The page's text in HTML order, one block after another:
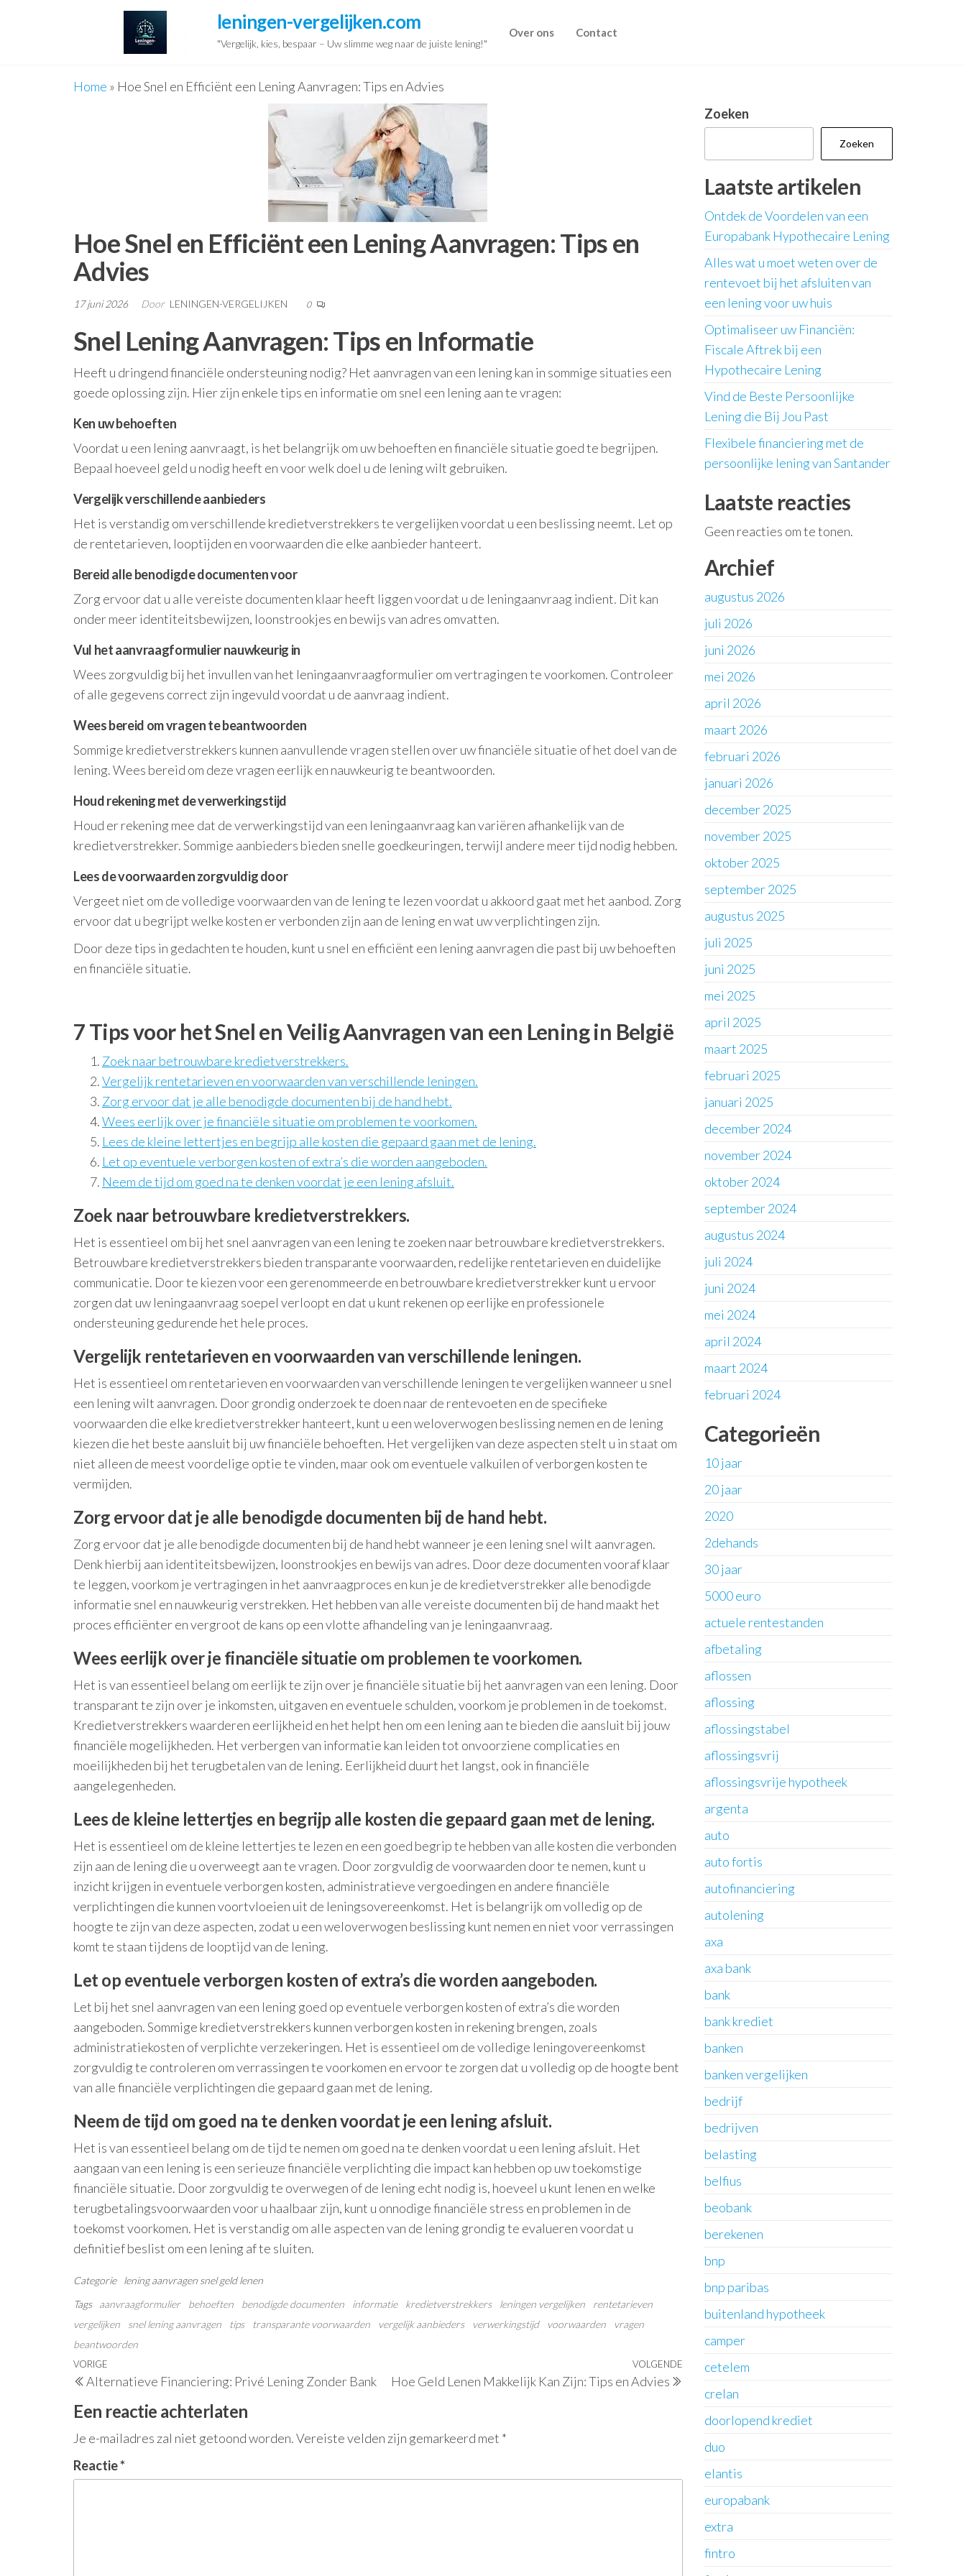
leningen-vergelijken.com
"Vergelijk, kies, bespaar – Uw slimme weg naar de juiste lening!"
Over ons Contact
Home » Hoe Snel en Efficiënt een Lening Aanvragen: Tips en Advies
Hoe Snel en Efficiënt een Lening Aanvragen: Tips en
Advies
17 juni 2026 Door LENINGEN-VERGELIJKEN 0
Snel Lening Aanvragen: Tips en Informatie
Heeft u dringend financiële ondersteuning nodig? Het aanvragen van een lening kan in sommige situaties een
goede oplossing zijn. Hier zijn enkele tips en informatie om snel een lening aan te vragen:
Ken uw behoeften
Voordat u een lening aanvraagt, is het belangrijk om uw behoeften en financiële situatie goed te begrijpen.
Bepaal hoeveel geld u nodig heeft en voor welk doel u de lening wilt gebruiken.
Vergelijk verschillende aanbieders
Het is verstandig om verschillende kredietverstrekkers te vergelijken voordat u een beslissing neemt. Let op
de rentetarieven, looptijden en voorwaarden die elke aanbieder hanteert.
Bereid alle benodigde documenten voor
Zorg ervoor dat u alle vereiste documenten klaar heeft liggen voordat u de leningaanvraag indient. Dit kan
onder meer identiteitsbewijzen, loonstrookjes en bewijs van adres omvatten.
Vul het aanvraagformulier nauwkeurig in
Wees zorgvuldig bij het invullen van het leningaanvraagformulier om vertragingen te voorkomen. Controleer
of alle gegevens correct zijn ingevuld voordat u de aanvraag indient.
Wees bereid om vragen te beantwoorden
Sommige kredietverstrekkers kunnen aanvullende vragen stellen over uw financiële situatie of het doel van de
lening. Wees bereid om deze vragen eerlijk en nauwkeurig te beantwoorden.
Houd rekening met de verwerkingstijd
Houd er rekening mee dat de verwerkingstijd van een leningaanvraag kan variëren afhankelijk van de
kredietverstrekker. Sommige aanbieders bieden snelle goedkeuringen, terwijl andere meer tijd nodig hebben.
Lees de voorwaarden zorgvuldig door
Vergeet niet om de volledige voorwaarden van de lening te lezen voordat u akkoord gaat met het aanbod. Zorg
ervoor dat u begrijpt welke kosten er verbonden zijn aan de lening en wat uw verplichtingen zijn.
Door deze tips in gedachten te houden, kunt u snel en efficiënt een lening aanvragen die past bij uw behoeften
en financiële situatie.
7 Tips voor het Snel en Veilig Aanvragen van een Lening in België
Zoek naar betrouwbare kredietverstrekkers.
Vergelijk rentetarieven en voorwaarden van verschillende leningen.
Zorg ervoor dat je alle benodigde documenten bij de hand hebt.
Wees eerlijk over je financiële situatie om problemen te voorkomen.
Lees de kleine lettertjes en begrijp alle kosten die gepaard gaan met de lening.
Let op eventuele verborgen kosten of extra’s die worden aangeboden.
Neem de tijd om goed na te denken voordat je een lening afsluit.
Zoek naar betrouwbare kredietverstrekkers.
Het is essentieel om bij het snel aanvragen van een lening te zoeken naar betrouwbare kredietverstrekkers.
Betrouwbare kredietverstrekkers bieden transparante voorwaarden, redelijke rentetarieven en duidelijke
communicatie. Door te kiezen voor een gerenommeerde en betrouwbare kredietverstrekker kunt u ervoor
zorgen dat uw leningaanvraag soepel verloopt en dat u kunt rekenen op eerlijke en professionele
ondersteuning gedurende het hele proces.
Vergelijk rentetarieven en voorwaarden van verschillende leningen.
Het is essentieel om rentetarieven en voorwaarden van verschillende leningen te vergelijken wanneer u snel
een lening wilt aanvragen. Door grondig onderzoek te doen naar de rentevoeten en de specifieke
voorwaarden die elke kredietverstrekker hanteert, kunt u een weloverwogen beslissing nemen en de lening
kiezen die het beste aansluit bij uw financiële behoeften. Het vergelijken van deze aspecten stelt u in staat om
niet alleen de meest voordelige optie te vinden, maar ook om eventuele valkuilen of verborgen kosten te
vermijden.
Zorg ervoor dat je alle benodigde documenten bij de hand hebt.
Zorg ervoor dat je alle benodigde documenten bij de hand hebt wanneer je een lening snel wilt aanvragen.
Denk hierbij aan identiteitsbewijzen, loonstrookjes en bewijs van adres. Door deze documenten vooraf klaar
te leggen, voorkom je vertragingen in het aanvraagproces en kun je de kredietverstrekker alle benodigde
informatie snel en nauwkeurig verstrekken. Het hebben van alle vereiste documenten bij de hand maakt het
proces efficiënter en vergroot de kans op een vlotte afhandeling van je leningaanvraag.
Wees eerlijk over je financiële situatie om problemen te voorkomen.
Het is van essentieel belang om eerlijk te zijn over je financiële situatie bij het aanvragen van een lening. Door
transparant te zijn over je inkomsten, uitgaven en eventuele schulden, voorkom je problemen in de toekomst.
Kredietverstrekkers waarderen eerlijkheid en het helpt hen om een lening aan te bieden die aansluit bij jouw
financiële mogelijkheden. Het verbergen van informatie kan leiden tot onvoorziene complicaties en
moeilijkheden bij het terugbetalen van de lening. Eerlijkheid duurt het langst, ook in financiële
aangelegenheden.
Lees de kleine lettertjes en begrijp alle kosten die gepaard gaan met de lening.
Het is essentieel om de kleine lettertjes te lezen en een goed begrip te hebben van alle kosten die verbonden
zijn aan de lening die u overweegt aan te vragen. Door zorgvuldig de voorwaarden door te nemen, kunt u
inzicht krijgen in eventuele verborgen kosten, administratieve vergoedingen en andere financiële
verplichtingen die kunnen voortvloeien uit de leningsovereenkomst. Het is belangrijk om volledig op de
hoogte te zijn van deze aspecten, zodat u een weloverwogen beslissing kunt nemen en niet voor verrassingen
komt te staan tijdens de looptijd van de lening.
Let op eventuele verborgen kosten of extra’s die worden aangeboden.
Let bij het snel aanvragen van een lening goed op eventuele verborgen kosten of extra’s die worden
aangeboden. Sommige kredietverstrekkers kunnen verborgen kosten in rekening brengen, zoals
administratiekosten of verplichte verzekeringen. Het is essentieel om de volledige leningovereenkomst
zorgvuldig te controleren om verrassingen te voorkomen en ervoor te zorgen dat u volledig op de hoogte bent
van alle financiële verplichtingen die gepaard gaan met de lening.
Neem de tijd om goed na te denken voordat je een lening afsluit.
Het is van essentieel belang om de tijd te nemen om goed na te denken voordat u een lening afsluit. Het
aangaan van een lening is een serieuze financiële verplichting die impact kan hebben op uw toekomstige
financiële situatie. Door zorgvuldig te overwegen of de lening echt nodig is, hoeveel u kunt lenen en welke
terugbetalingsvoorwaarden voor u haalbaar zijn, kunt u onnodige financiële stress en problemen in de
toekomst voorkomen. Het is verstandig om alle aspecten van de lening grondig te evalueren voordat u
definitief beslist om een lening af te sluiten.
Categorie lening aanvragen snel geld lenen
Tags
aanvraagformulier behoeften benodigde documenten informatie kredietverstrekkers leningen vergelijken
rentetarieven
vergelijken
snel lening aanvragen tips transparante voorwaarden vergelijk aanbieders verwerkingstijd voorwaarden
vragen
beantwoorden
Berichtnavigatie
Vorig
bericht
VORIGE
Alternatieve Financiering: Privé Lening Zonder Bank
Volgend
VOLGENDE
Hoe Geld Lenen Makkelijk Kan Zijn: Tips en Advies
Een reactie achterlaten
Je e-mailadres zal niet getoond worden.Vereiste velden zijn gemarkeerd met *
Reactie*
Zoeken
Zoeken
Laatste artikelen
Ontdek de Voordelen van een
Europabank Hypothecaire Lening
Alles wat u moet weten over de
rentevoet bij het afsluiten van
een lening voor uw huis
Optimaliseer uw Financiën:
Fiscale Aftrek bij een
Hypothecaire Lening
Vind de Beste Persoonlijke
Lening die Bij Jou Past
Flexibele financiering met de
persoonlijke lening van Santander
Laatste reacties
Geen reacties om te tonen.
Archief
augustus 2026
juli 2026
juni 2026
mei 2026
april 2026
maart 2026
februari 2026
januari 2026
december 2025
november 2025
oktober 2025
september 2025
augustus 2025
juli 2025
juni 2025
mei 2025
april 2025
maart 2025
februari 2025
januari 2025
december 2024
november 2024
oktober 2024
september 2024
augustus 2024
juli 2024
juni 2024
mei 2024
april 2024
maart 2024
februari 2024
Categorieën
10 jaar
20 jaar
2020
2dehands
30 jaar
5000 euro
actuele rentestanden
afbetaling
aflossen
aflossing
aflossingstabel
aflossingsvrij
aflossingsvrije hypotheek
argenta
auto
auto fortis
autofinanciering
autolening
axa
axa bank
bank
bank krediet
banken
banken vergelijken
bedrijf
bedrijven
belasting
belfius
beobank
berekenen
bnp
bnp paribas
buitenland hypotheek
camper
cetelem
crelan
doorlopend krediet
duo
elantis
europabank
extra
fintro